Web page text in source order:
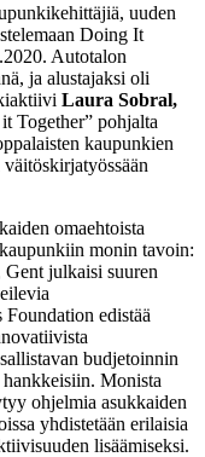
uuden
Doing It
Autotalon
ja alustajaksi oli
Laura Sobral,
Together” pohjalta
kaupunkien
omaehtoista
monin tavoin:
julkaisi suuren
edistää
budjetoinnin
Monista
ohjelmia asukkaiden
yhdistetään erilaisia
lisäämiseksi.